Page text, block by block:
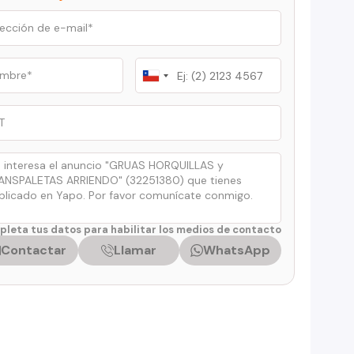
Chile
+56
tus datos para habilitar los medios de contacto
Contactar Llamar WhatsApp